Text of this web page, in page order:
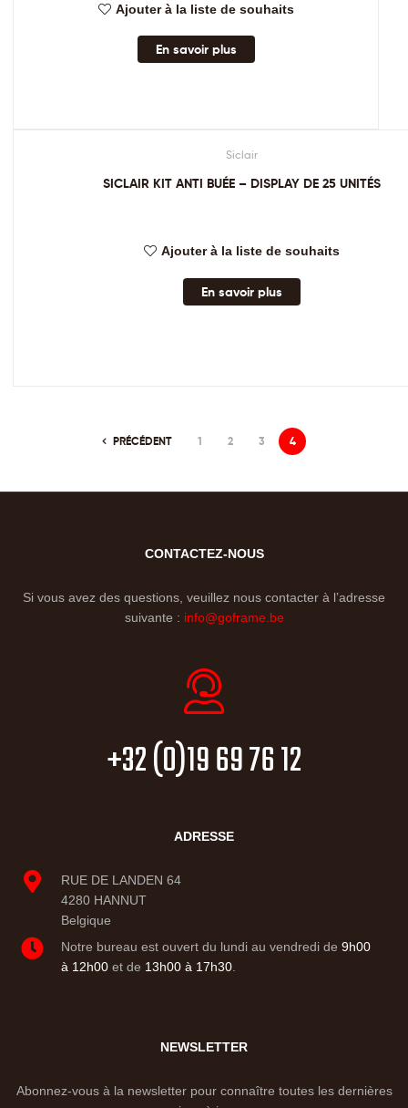
Ajouter à la liste de souhaits
En savoir plus
Siclair
SICLAIR KIT ANTI BUÉE – DISPLAY DE 25 UNITÉS
Ajouter à la liste de souhaits
En savoir plus
PRÉCÉDENT 1 2 3 4
CONTACTEZ-NOUS
Si vous avez des questions, veuillez nous contacter à l’adresse
suivante : info@goframe.be
+32 (0)19 69 76 12
ADRESSE
RUE DE LANDEN 64
4280 HANNUT
Belgique
Notre bureau est ouvert du lundi au vendredi de 9h00
à 12h00et de 13h00 à 17h30.
NEWSLETTER
Abonnez-vous à la newsletter pour connaître toutes les dernières